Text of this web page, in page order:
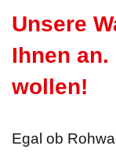
Unsere
Ihnen an.
wollen!
Egal ob